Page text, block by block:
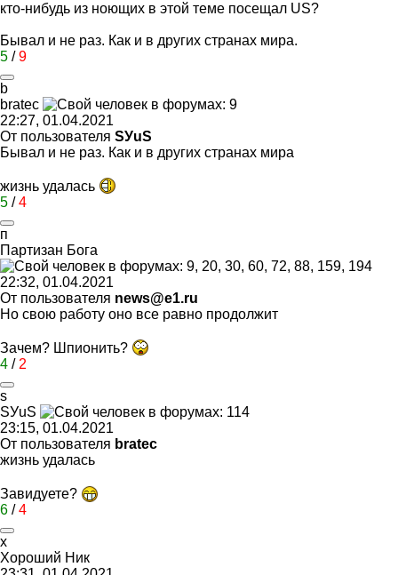
кто-нибудь из ноющих в этой теме посещал US?
Бывал и не раз. Как и в других странах мира.
5 /9
b
bratec
22:27, 01.04.2021
От пользователя SУuS
Бывал и не раз. Как и в других странах мира
жизнь удалась
5 /4
п
Партизан Бога
22:32, 01.04.2021
От пользователя news@e1.ru
Но свою работу оно все равно продолжит
Зачем? Шпионить?
4 / 2
s
SУuS
23:15, 01.04.2021
От пользователя bratec
жизнь удалась
Завидуете?
6 /4
х
Хороший Ник